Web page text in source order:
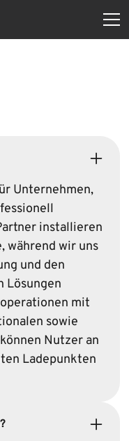
Unternehmen,
installieren
während wir uns
und den
Lösungen
mit
sowie
Nutzer an
Ladepunkten